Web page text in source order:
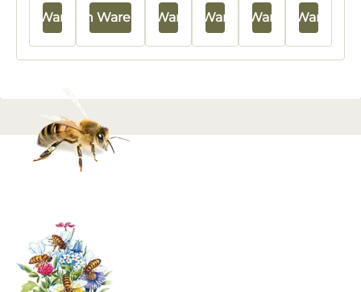
den Warenkorb
In den Warenkorb
In den Warenkorb
In den Warenkorb
In den Warenkorb
In den